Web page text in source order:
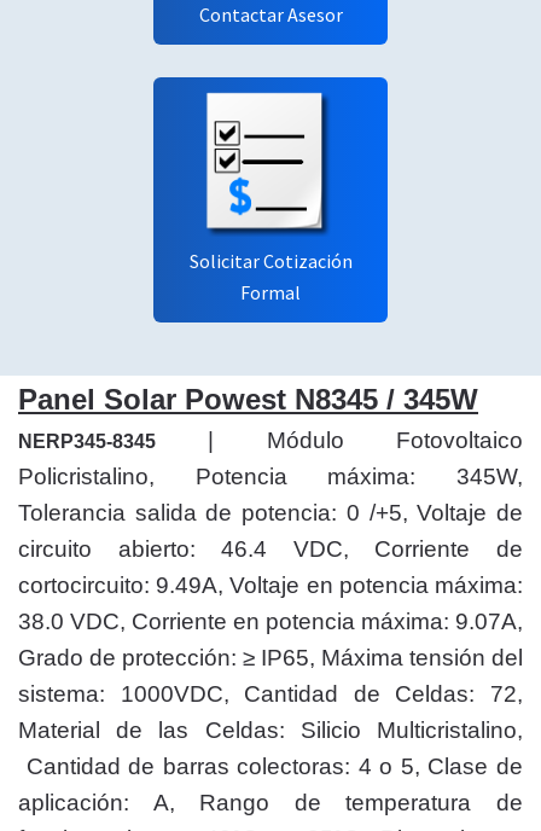
Contactar Asesor
Solicitar Cotización
Formal
Panel Solar Powest N8345 / 345W
NERP345-8345
| Módulo Fotovoltaico
Policristalino, Potencia máxima: 345W,
Tolerancia salida de potencia: 0 /+5, Voltaje de
circuito abierto: 46.4 VDC, Corriente de
cortocircuito: 9.49A, Voltaje en potencia máxima:
38.0 VDC, Corriente en potencia máxima: 9.07A,
Grado de protección: ≥ IP65, Máxima tensión del
sistema: 1000VDC, Cantidad de Celdas: 72,
Material de las Celdas: Silicio Multicristalino,
Cantidad de barras colectoras: 4 o 5, Clase de
aplicación: A, Rango de temperatura de